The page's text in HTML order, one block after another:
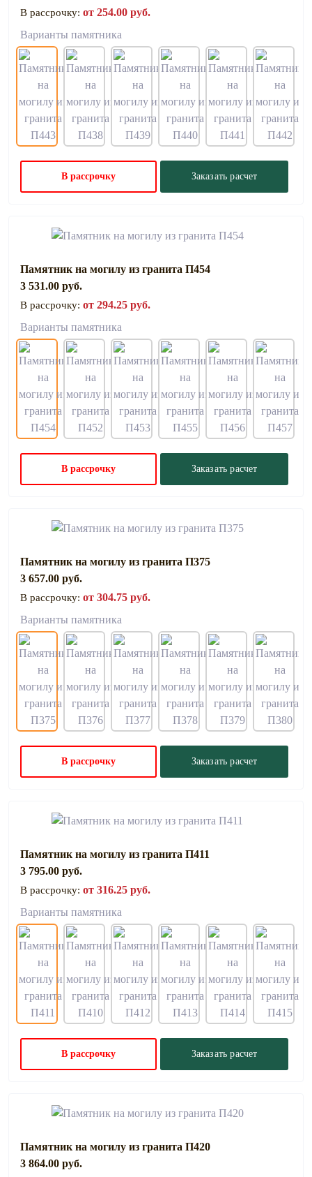
В рассрочку: от 254.00 руб.
Варианты памятника
В рассрочку Заказать расчет
Памятник на могилу из гранита П454
3 531.00 руб.
В рассрочку: от 294.25 руб.
Варианты памятника
В рассрочку Заказать расчет
Памятник на могилу из гранита П375
3 657.00 руб.
В рассрочку: от 304.75 руб.
Варианты памятника
В рассрочку Заказать расчет
Памятник на могилу из гранита П411
3 795.00 руб.
В рассрочку: от 316.25 руб.
Варианты памятника
В рассрочку Заказать расчет
Памятник на могилу из гранита П420
3 864.00 руб.